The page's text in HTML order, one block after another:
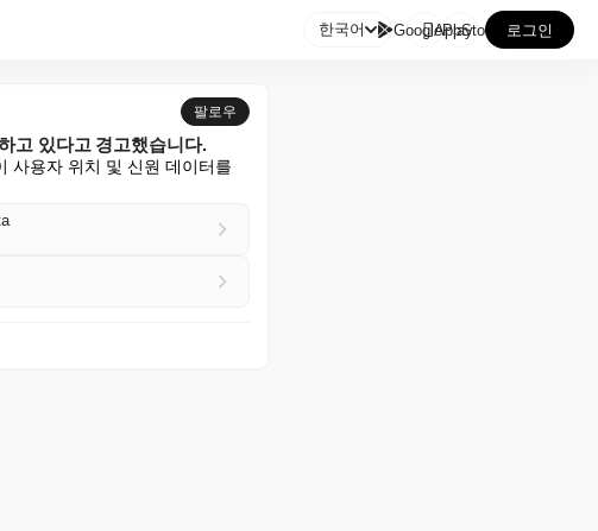
한국어 GooglePlay
AppStore 로그인
팔로우
고 있다고 경고했습니다.
사용자 위치 및 신원 데이터를